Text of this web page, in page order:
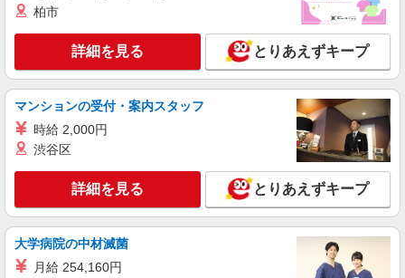
紹介予定派遣
【softbank】の携帯販売スタッフ
時給1400〜1600円（経験・能力による） ※残
業代支給 ★交通費別途支給（規定あり） ゜
+゜・。○。・゜+゜・。○。・゜+゜ 入社祝い金10
有）★ ゜・。○。・゜+゜・。○。・゜+゜
愛知県稲沢市のY!mobileショップ
詳細を見る
紹介予定派遣
株式会社シエロ
【ソフトバンク】の店舗スタッフ
時給1500円〜1600円（経験・能力による） ※
残業代支給 ★交通費別途支給（規定あり） ゜
柏市
詳細を見る とりあえずキープ
マンションの受付・案内スタッフ
時給 2,000円
渋谷区
詳細を見る とりあえずキープ
大学病院の中材滅菌
月給 254,160円